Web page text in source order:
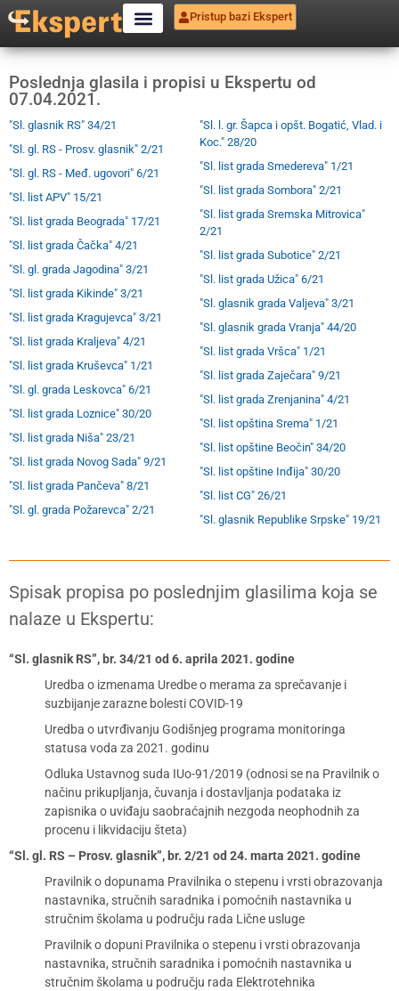
Pristup bazi Ekspert
Poslednja glasila i propisi u Ekspertu od
07.04.2021.
"Sl. glasnik RS" 34/21
"Sl. gl. RS - Prosv. glasnik" 2/21
"Sl. gl. RS - Međ. ugovori" 6/21
"Sl. list APV" 15/21
"Sl. list grada Beograda" 17/21
"Sl. list grada Čačka" 4/21
"Sl. gl. grada Jagodina" 3/21
"Sl. list grada Kikinde" 3/21
"Sl. list grada Kragujevca" 3/21
"Sl. list grada Kraljeva" 4/21
"Sl. list grada Kruševca" 1/21
"Sl. gl. grada Leskovca" 6/21
"Sl. list grada Loznice" 30/20
"Sl. list grada Niša" 23/21
"Sl. list grada Novog Sada" 9/21
"Sl. list grada Pančeva" 8/21
"Sl. gl. grada Požarevca" 2/21
"Sl. l. gr. Šapca i opšt. Bogatić, Vlad. i
Koc." 28/20
"Sl. list grada Smedereva" 1/21
"Sl. list grada Sombora" 2/21
"Sl. list grada Sremska Mitrovica"
2/21
"Sl. list grada Subotice" 2/21
"Sl. list grada Užica" 6/21
"Sl. glasnik grada Valjeva" 3/21
"Sl. glasnik grada Vranja" 44/20
"Sl. list grada Vršca" 1/21
"Sl. list grada Zaječara" 9/21
"Sl. list grada Zrenjanina" 4/21
"Sl. list opština Srema" 1/21
"Sl. list opštine Beočin" 34/20
"Sl. list opštine Inđija" 30/20
"Sl. list CG" 26/21
"Sl. glasnik Republike Srpske" 19/21
Spisak propisa po poslednjim glasilima koja se
nalaze u Ekspertu:
“Sl. glasnik RS”, br. 34/21 od 6. aprila 2021. godine
Uredba o izmenama Uredbe o merama za sprečavanje i
suzbijanje zarazne bolesti COVID-19
Uredba o utvrđivanju Godišnjeg programa monitoringa
statusa voda za 2021. godinu
Odluka Ustavnog suda IUo-91/2019 (odnosi se na Pravilnik o
načinu prikupljanja, čuvanja i dostavljanja podataka iz
zapisnika o uviđaju saobraćajnih nezgoda neophodnih za
procenu i likvidaciju šteta)
“Sl. gl. RS – Prosv. glasnik”, br. 2/21 od 24. marta 2021. godine
Pravilnik o dopunama Pravilnika o stepenu i vrsti obrazovanja
nastavnika, stručnih saradnika i pomoćnih nastavnika u
stručnim školama u području rada Lične usluge
Pravilnik o dopuni Pravilnika o stepenu i vrsti obrazovanja
nastavnika, stručnih saradnika i pomoćnih nastavnika u
stručnim školama u području rada Elektrotehnika